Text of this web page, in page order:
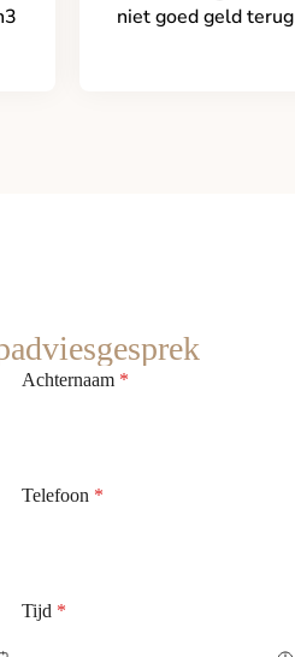
niet goed geld terug
Achternaam *
Telefoon *
Tijd *